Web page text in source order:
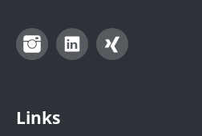
InstagramLinkedIn
Links